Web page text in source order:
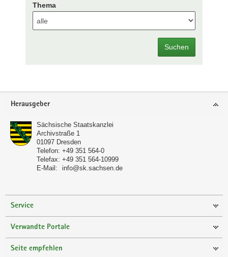
Thema
Suchen
Footer-
Herausgeber
Sächsische Staatskanzlei
Archivstraße 1
01097 Dresden
Telefon: +49 351 564-0
Telefax: +49 351 564-10999
E-Mail:
info@sk.sachsen.de
Service
Verwandte Portale
Seite empfehlen